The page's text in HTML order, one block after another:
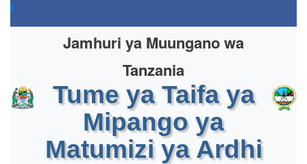
Jamhuri ya Muungano wa
Tanzania
Tume ya Taifa ya
Mipango ya
Matumizi ya Ardhi